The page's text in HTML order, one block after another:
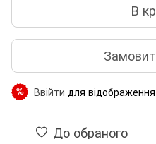
В
% Ввійти для
До обраного